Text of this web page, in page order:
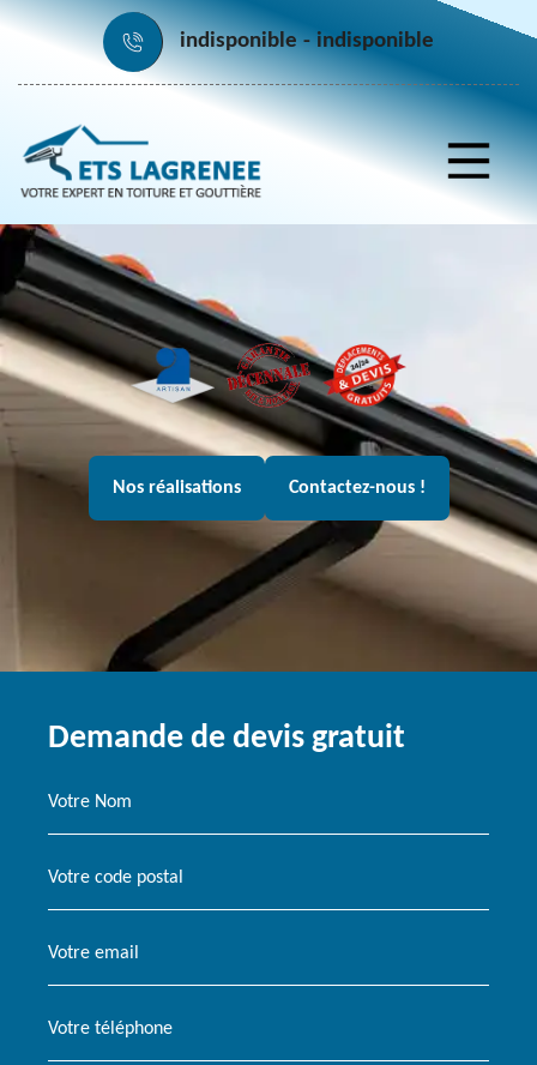
indisponible indisponible
Nos réalisations Contactez-nous !
Demande de devis gratuit